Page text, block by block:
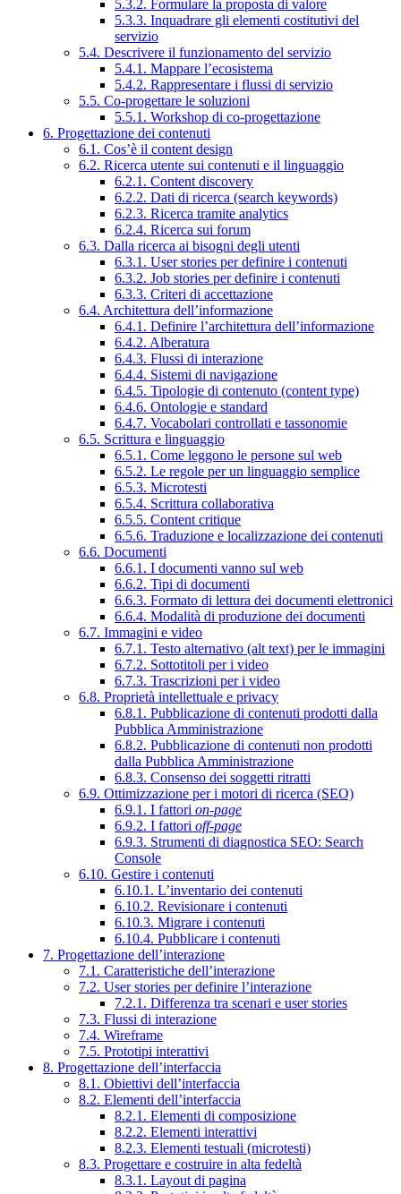
5.3.2. Formulare la proposta di valore
5.3.3. Inquadrare gli elementi costitutivi del
servizio
5.4. Descrivere il funzionamento del servizio
5.4.1. Mappare l’ecosistema
5.4.2. Rappresentare i flussi di servizio
5.5. Co-progettare le soluzioni
5.5.1. Workshop di co-progettazione
6. Progettazione dei contenuti
6.1. Cos’è il content design
6.2. Ricerca utente sui contenuti e il linguaggio
6.2.1. Content discovery
6.2.2. Dati di ricerca (search keywords)
6.2.3. Ricerca tramite analytics
6.2.4. Ricerca sui forum
6.3. Dalla ricerca ai bisogni degli utenti
6.3.1. User stories per definire i contenuti
6.3.2. Job stories per definire i contenuti
6.3.3. Criteri di accettazione
6.4. Architettura dell’informazione
6.4.1. Definire l’architettura dell’informazione
6.4.2. Alberatura
6.4.3. Flussi di interazione
6.4.4. Sistemi di navigazione
6.4.5. Tipologie di contenuto (content type)
6.4.6. Ontologie e standard
6.4.7. Vocabolari controllati e tassonomie
6.5. Scrittura e linguaggio
6.5.1. Come leggono le persone sul web
6.5.2. Le regole per un linguaggio semplice
6.5.3. Microtesti
6.5.4. Scrittura collaborativa
6.5.5. Content critique
6.5.6. Traduzione e localizzazione dei contenuti
6.6. Documenti
6.6.1. I documenti vanno sul web
6.6.2. Tipi di documenti
6.6.3. Formato di lettura dei documenti elettronici
6.6.4. Modalità di produzione dei documenti
6.7. Immagini e video
6.7.1. Testo alternativo (alt text) per le immagini
6.7.2. Sottotitoli per i video
6.7.3. Trascrizioni per i video
6.8. Proprietà intellettuale e privacy
6.8.1. Pubblicazione di contenuti prodotti dalla
Pubblica Amministrazione
6.8.2. Pubblicazione di contenuti non prodotti
dalla Pubblica Amministrazione
6.8.3. Consenso dei soggetti ritratti
6.9. Ottimizzazione per i motori di ricerca (SEO)
6.9.1. I fattori on-page
6.9.2. I fattori off-page
6.9.3. Strumenti di diagnostica SEO: Search
Console
6.10. Gestire i contenuti
6.10.1. L’inventario dei contenuti
6.10.2. Revisionare i contenuti
6.10.3. Migrare i contenuti
6.10.4. Pubblicare i contenuti
7. Progettazione dell’interazione
7.1. Caratteristiche dell’interazione
7.2. User stories per definire l’interazione
7.2.1. Differenza tra scenari e user stories
7.3. Flussi di interazione
7.4. Wireframe
7.5. Prototipi interattivi
8. Progettazione dell’interfaccia
8.1. Obiettivi dell’interfaccia
8.2. Elementi dell’interfaccia
8.2.1. Elementi di composizione
8.2.2. Elementi interattivi
8.2.3. Elementi testuali (microtesti)
8.3. Progettare e costruire in alta fedeltà
8.3.1. Layout di pagina